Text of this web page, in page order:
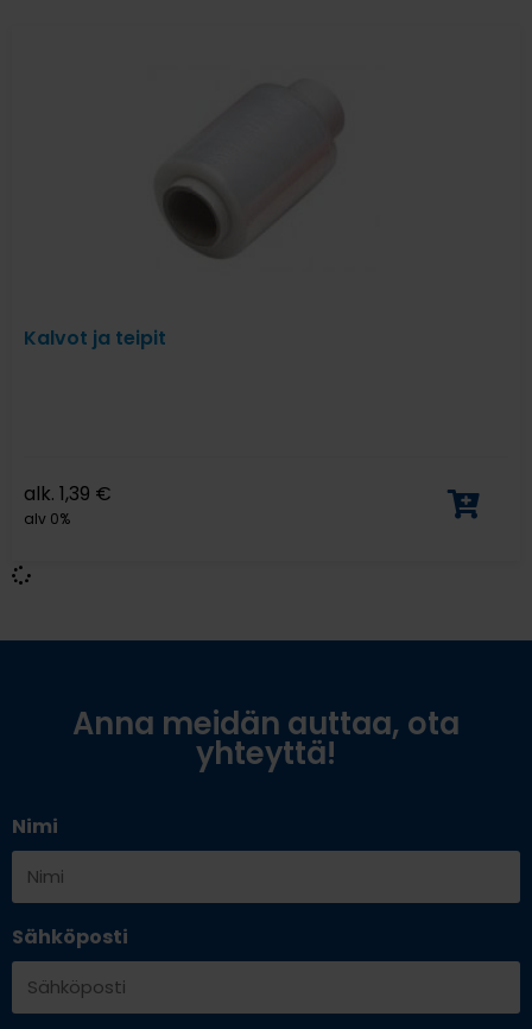
Kalvot ja teipit
alk. 1,39 €
alv 0%
Anna meidän auttaa, ota
yhteyttä!
Nimi
Sähköposti